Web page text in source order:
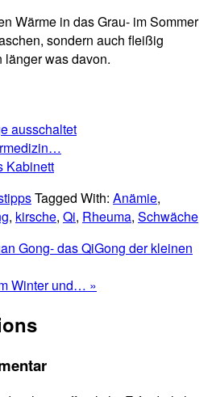
Wärme in das Grau- im Sommer
sondern auch fleißig
länger was davon.
ausschaltet
Kabinett
Tagged With: Anämie,
, kirsche, Qi, Rheuma, Schwäche
Gong- das QiGong der kleinen
Winter und… »